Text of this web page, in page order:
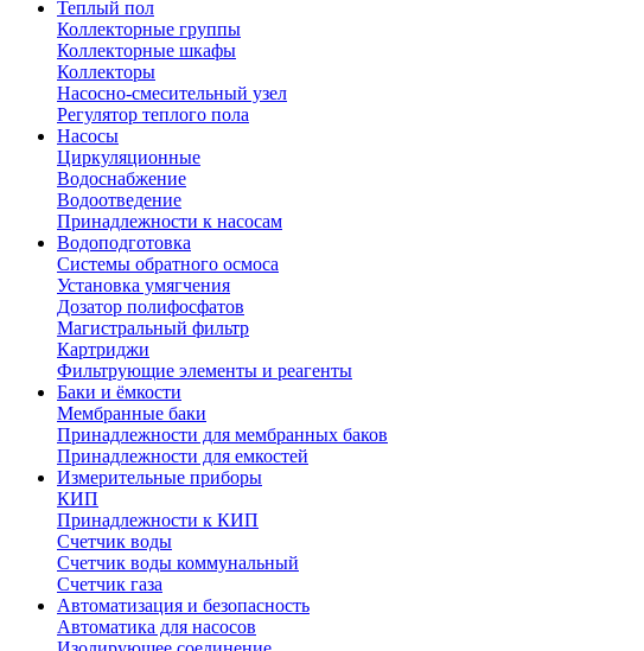
Теплый пол
Коллекторные группы
Коллекторные шкафы
Коллекторы
Насосно-смесительный узел
Регулятор теплого пола
Насосы
Циркуляционные
Водоснабжение
Водоотведение
Принадлежности к насосам
Водоподготовка
Системы обратного осмоса
Установка умягчения
Дозатор полифосфатов
Магистральный фильтр
Картриджи
Фильтрующие элементы и реагенты
Баки и ёмкости
Мембранные баки
Принадлежности для мембранных баков
Принадлежности для емкостей
Измерительные приборы
КИП
Принадлежности к КИП
Счетчик воды
Счетчик воды коммунальный
Счетчик газа
Автоматизация и безопасность
Автоматика для насосов